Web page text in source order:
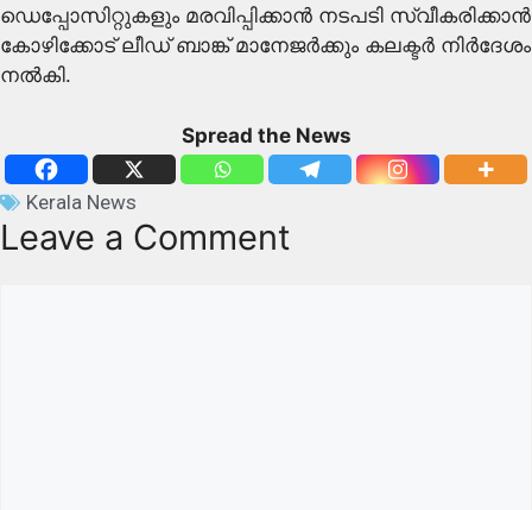
ഡെപ്പോസിറ്റുകളും മരവിപ്പിക്കാന്‍ നടപടി സ്വീകരിക്കാന്‍
കോഴിക്കോട് ലീഡ് ബാങ്ക് മാനേജര്‍ക്കും കലക്ടര്‍ നിര്‍ദേശം
നല്‍കി.
Spread the News
Kerala News
Leave a Comment